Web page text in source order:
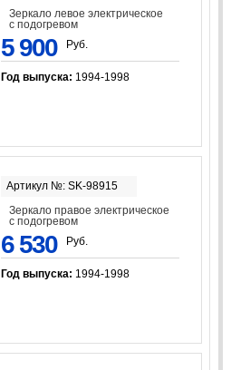
Зеркало левое электрическое
с подогревом
5 900 Руб.
Год выпуска: 1994-1998
Артикул №: SK-98915
Зеркало правое электрическое
с подогревом
6 530 Руб.
Год выпуска: 1994-1998